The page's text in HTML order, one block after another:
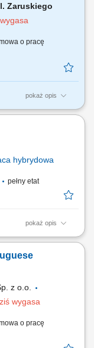
(k/m/n)
Zaruskiego
o pracę
pokaż opis
konferencyjnymi i
systemów
klimatyzacji
hybrydowa
pełny etat
pokaż opis
zmianowym wg
rejestracja
z o.o.
wygasa
o pracę